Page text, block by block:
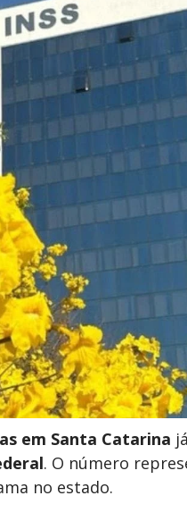
em Santa Catarina
. O número
no estado.